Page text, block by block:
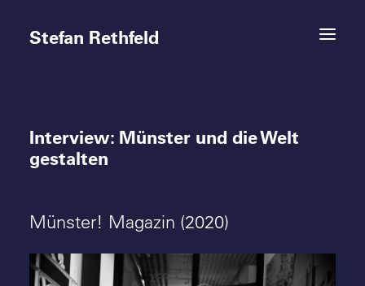
Stefan Rethfeld
Termine
Vita
Kontakt
Interview: Münster und die Welt
gestalten
Münster! Magazin (2020)